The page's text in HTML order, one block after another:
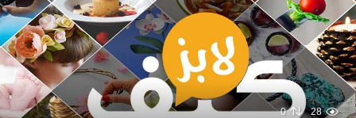
28
0